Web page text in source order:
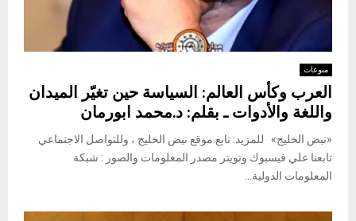
منوعات
العرب وكأس العالم: السياسة حين تغيّر الميدان
واللغة والأدوات ـ بقلم: د.محمد ابورمان
«نبض الخليج» للمزيد: تابع موقع نبض الخليج ، وللتواصل الاجتماعي
تابعنا علي فيسبوك وتويتر مصدر المعلومات والصور : شبكة
المعلومات الدولية...